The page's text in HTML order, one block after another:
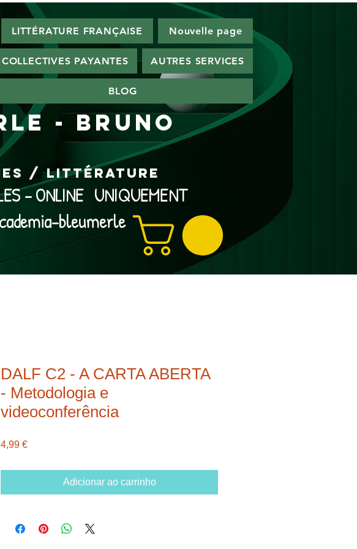
LITTÉRATURE FRANÇAISE Nouvelle page
PAYANTES AUTRES SERVICES
BLOG
- Bruno
/ Littérature
- ONLINE UNIQUEMENT
bleumerle
DALF C2 - A CARTA ABERTA
- Metodologia e
videoconferência
4,99 €Preço
Adicionar ao carrinho